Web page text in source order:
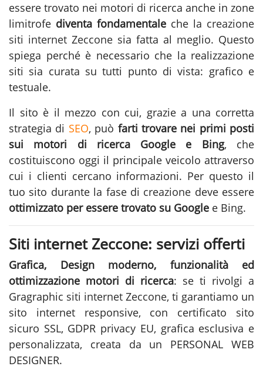
essere trovato nei motori di ricerca anche in zone
limitrofe diventa fondamentale che la creazione
siti internet Zeccone sia fatta al meglio. Questo
spiega perché è necessario che la realizzazione
siti sia curata su tutti punto di vista: grafico e
testuale.
Il sito è il mezzo con cui, grazie a una corretta
strategia di SEO, può farti trovare nei primi posti
sui motori di ricerca Google e Bing, che
costituiscono oggi il principale veicolo attraverso
cui i clienti cercano informazioni. Per questo il
tuo sito durante la fase di creazione deve essere
ottimizzato per essere trovato su Google e Bing.
Siti internet Zeccone: servizi offerti
Grafica, Design moderno, funzionalità ed
ottimizzazione motori di ricerca: se ti rivolgi a
Gragraphic siti internet Zeccone, ti garantiamo un
sito internet responsive, con certificato sito
sicuro SSL, GDPR privacy EU, grafica esclusiva e
personalizzata, creata da un PERSONAL WEB
DESIGNER.